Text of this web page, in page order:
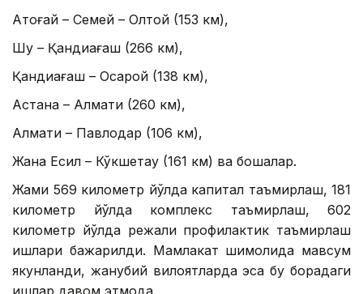
Ақтоғай – Семей – Олтой (153 км),
Шу – Қандиағаш (266 км),
Қандиағаш – Оқсарой (138 км),
Астана – Алмати (260 км),
Алмати – Павлодар (106 км),
Жана Есил – Кўкшетау (161 км) ва бошқалар.
Жами 569 километр йўлда капитал таъмирлаш, 181
километр йўлда комплекс таъмирлаш, 602
километр йўлда режали профилактик таъмирлаш
ишлари бажарилди. Мамлакат шимолида мавсум
якунланди, жанубий вилоятларда эса бу борадаги
ишлар давом этмоқда.